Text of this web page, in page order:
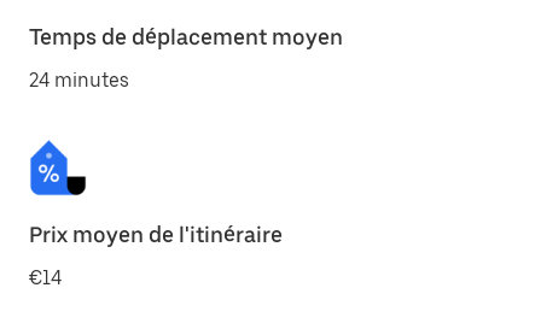
Temps de déplacement moyen
24 minutes
Prix moyen de l'itinéraire
€14